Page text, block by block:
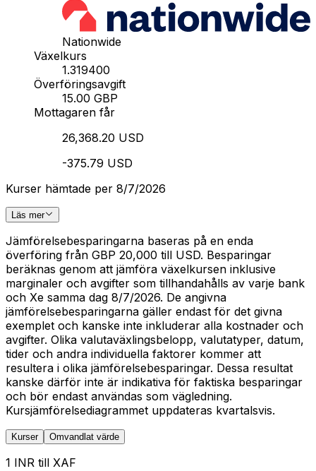
Nationwide
Växelkurs
1.319400
Överföringsavgift
15.00 GBP
Mottagaren får
26,368.20 USD
-375.79 USD
Kurser hämtade per 8/7/2026
Läs mer
Jämförelsebesparingarna baseras på en enda
överföring från GBP 20,000 till USD. Besparingar
beräknas genom att jämföra växelkursen inklusive
marginaler och avgifter som tillhandahålls av varje bank
och Xe samma dag 8/7/2026. De angivna
jämförelsebesparingarna gäller endast för det givna
exemplet och kanske inte inkluderar alla kostnader och
avgifter. Olika valutaväxlingsbelopp, valutatyper, datum,
tider och andra individuella faktorer kommer att
resultera i olika jämförelsebesparingar. Dessa resultat
kanske därför inte är indikativa för faktiska besparingar
och bör endast användas som vägledning.
Kursjämförelsediagrammet uppdateras kvartalsvis.
Kurser Omvandlat värde
1 INR till XAF